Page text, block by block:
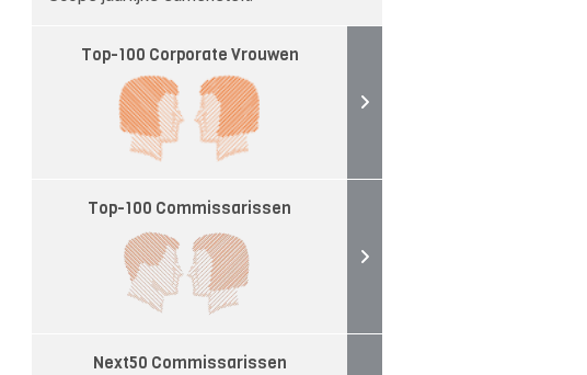
Top-100 Corporate Vrouwen
Top-100 Commissarissen
Next50 Commissarissen